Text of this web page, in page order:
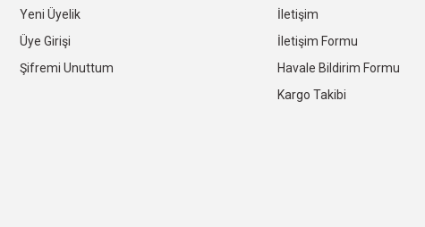
Yeni Üyelik
Üye Girişi
Şifremi Unuttum
İletişim
İletişim Formu
Havale Bildirim Formu
Kargo Takibi